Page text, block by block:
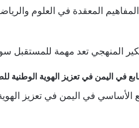
المعقدة في العلوم
المنهجي تعد مهمة للمستقبل
في اليمن في تعزيز الهوية الوطنية
في اليمن في تعزيز